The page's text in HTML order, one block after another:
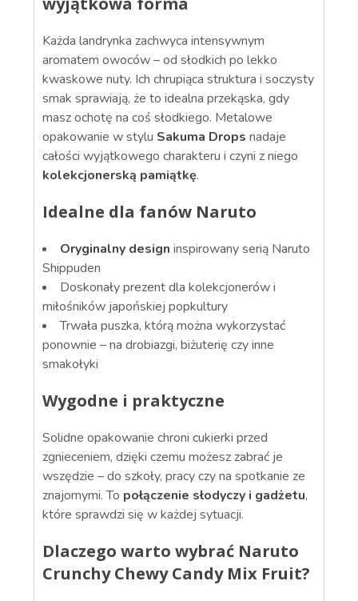
Każda landrynka zachwyca intensywnym
aromatem owoców – od słodkich po lekko
kwaskowe nuty. Ich chrupiąca struktura i soczysty
smak sprawiają, że to idealna przekąska, gdy
masz ochotę na coś słodkiego. Metalowe
opakowanie w stylu Sakuma Drops nadaje
całości wyjątkowego charakteru i czyni z niego
kolekcjonerską pamiątkę.
Idealne dla fanów Naruto
Oryginalny design inspirowany serią Naruto
Shippuden
Doskonały prezent dla kolekcjonerów i
miłośników japońskiej popkultury
Trwała puszka, którą można wykorzystać
ponownie – na drobiazgi, biżuterię czy inne
smakołyki
Wygodne i praktyczne
Solidne opakowanie chroni cukierki przed
zgnieceniem, dzięki czemu możesz zabrać je
wszędzie – do szkoły, pracy czy na spotkanie ze
znajomymi. To połączenie słodyczy i gadżetu,
które sprawdzi się w każdej sytuacji.
Dlaczego warto wybrać Naruto
Crunchy Chewy Candy Mix Fruit?